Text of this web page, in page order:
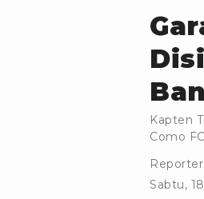
Kapten
Como
Reporter
Sabtu,